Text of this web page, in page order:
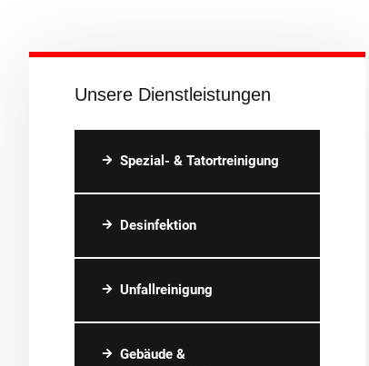
Unsere Dienstleistungen
Spezial- & Tatortreinigung
Desinfektion
Unfallreinigung
Gebäude &